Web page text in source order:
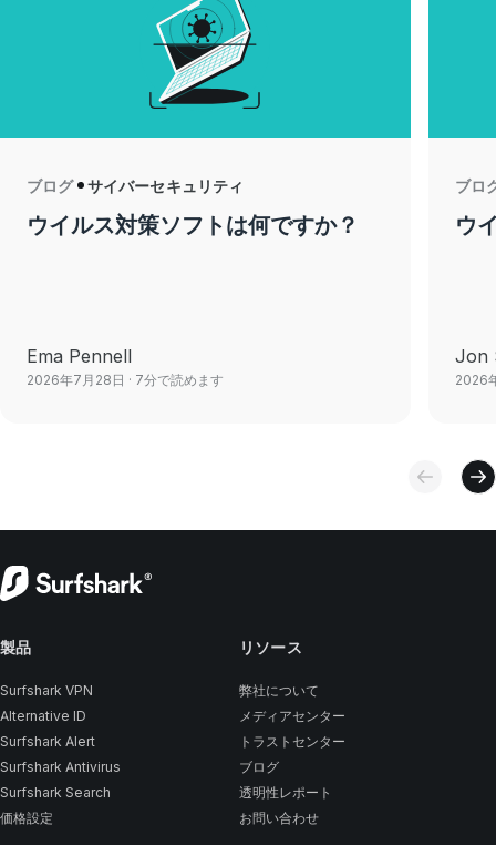
ブログ サイバーセキュリティ
ウイルス対策ソフトは何ですか？
Ema Pennell
2026年7月28日 · 7分で読めます
ブロ
ウ
Jon
2026
製品
Surfshark VPN
Alternative ID
Surfshark Alert
Surfshark Antivirus
Surfshark Search
価格設定
リソース
弊社について
メディアセンター
トラストセンター
ブログ
透明性レポート
お問い合わせ